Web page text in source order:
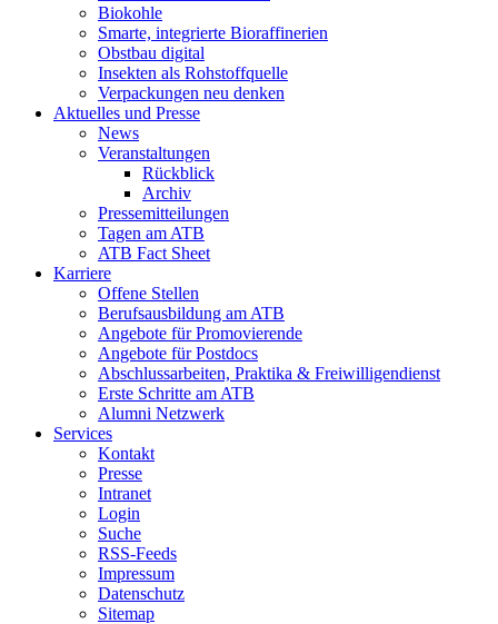
Biokohle
Smarte, integrierte Bioraffinerien
Obstbau digital
Insekten als Rohstoffquelle
Verpackungen neu denken
Aktuelles und Presse
News
Veranstaltungen
Rückblick
Archiv
Pressemitteilungen
Tagen am ATB
ATB Fact Sheet
Karriere
Offene Stellen
Berufsausbildung am ATB
Angebote für Promovierende
Angebote für Postdocs
Abschlussarbeiten, Praktika & Freiwilligendienst
Erste Schritte am ATB
Alumni Netzwerk
Services
Kontakt
Presse
Intranet
Login
Suche
RSS-Feeds
Impressum
Datenschutz
Sitemap